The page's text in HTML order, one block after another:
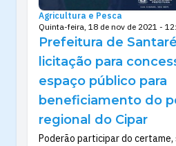
Agricultura e Pesca
Quinta-feira, 18 de nov de 2021 -
Prefeitura de
licitação para
espaço público para
beneficiamento do
regional do Cipar
Poderão participar do certame,